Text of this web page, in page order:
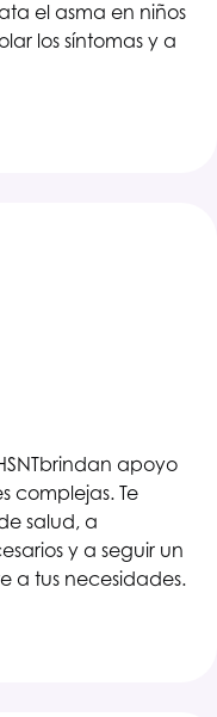
el asma en niños
los síntomas y a
brindan apoyo
complejas. Te
salud, a
y a seguir un
a tus necesidades.